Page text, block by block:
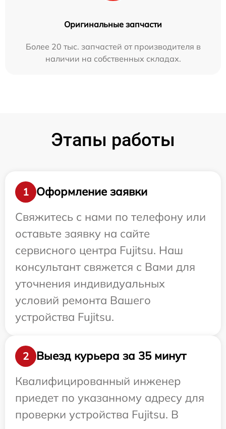
Оригинальные запчасти
Более 20 тыс. запчастей от производителя в
наличии на собственных складах.
Этапы работы
1
Оформление заявки
Свяжитесь с нами по телефону или
оставьте заявку на сайте
сервисного центра Fujitsu. Наш
консультант свяжется с Вами для
уточнения индивидуальных
условий ремонта Вашего
устройства Fujitsu.
2
Выезд курьера за 35 минут
Квалифицированный инженер
приедет по указанному адресу для
проверки устройства Fujitsu. В